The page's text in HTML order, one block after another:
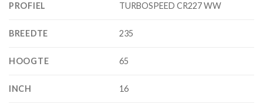
PROFIEL TURBOSPEED CR227 WW
BREEDTE 235
HOOGTE 65
INCH 16